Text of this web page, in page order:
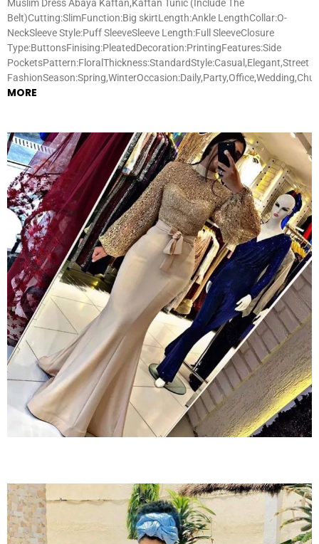
Muslim Dress Abaya Kaftan,Kaftan Tunic (Include The
Belt)Cutting:SlimFunction:Big skirtLength:Ankle LengthCollar:O-
NeckSleeve Style:Puff SleeveSleeve Length:Full SleeveClosure
Type:ButtonsFinising:PleatedDecoration:PrintingFeatures:Side
PocketsPattern:FloralThickness:StandardStyle:Casual,Elegant,Street
MORE